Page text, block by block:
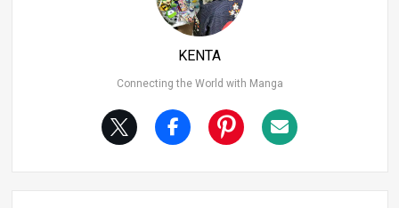
e lascia nei lettori un profondo impatto emotivo. In quest
o momento, i lettori si chiedono: “A cosa è valsa tutta la l
KENTA
Connecting the World with Manga